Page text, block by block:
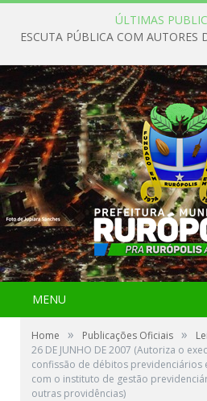
ÚLTIMAS
MENU
Home » Publicações Oficiais »
26 DE JUNHO DE 2007 (Autoriza o
confissão de débitos previdenciários
com o instituto de gestão
outras providências)